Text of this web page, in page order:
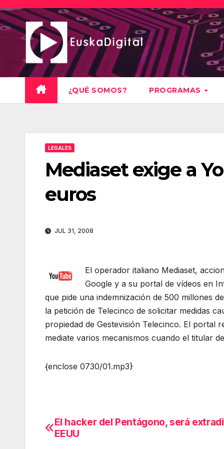
Saltar
al
contenido
¿QUÉ SOMOS? PROGRAMAS
LEGALES
Mediaset exige a
euros
JUL 31, 2008
El operador italiano Mediaset,
Google y a su portal de vídeos en
que pide una indemnización de 500 millones
la petición de Telecinco de solicitar medidas
propiedad de Gestevisión Telecinco. El portal
mediate varios mecanismos cuando el titular
{enclose 0730/01.mp3}
Navegación
El hacker del Pentágono, será
EEUU